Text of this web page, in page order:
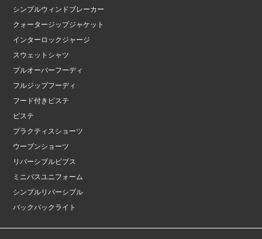
シンプルウィンドブレーカー
クォータージップジャケット
インターロックジャージ
スウェットシャツ
プルオーバーフーディ
フルジップフーディ
フード付きピステ
ピステ
プラクティスショーツ
ウーブンショーツ
リバーシブルビブス
ミニバスユニフォーム
シンプルリバーシブル
バックパックライト